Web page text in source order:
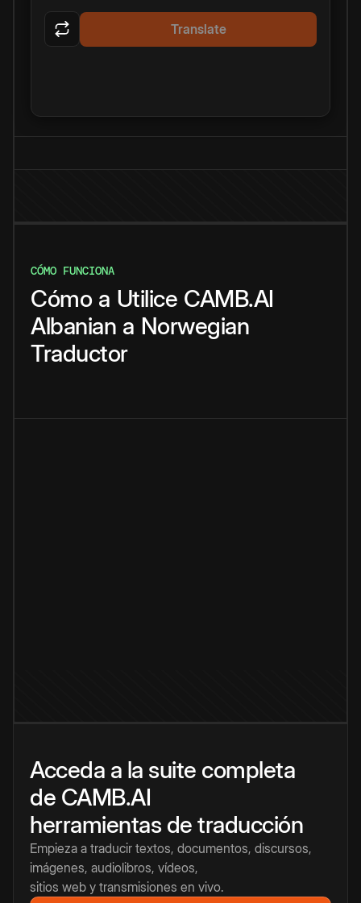
Translate
CÓMO FUNCIONA
Cómo a Utilice CAMB.AI
Albanian a Norwegian
Traductor
Acceda a la suite completa
de CAMB.AI
herramientas de traducción
Empieza a traducir textos, documentos, discursos,
imágenes, audiolibros, vídeos,
sitios web y transmisiones en vivo.